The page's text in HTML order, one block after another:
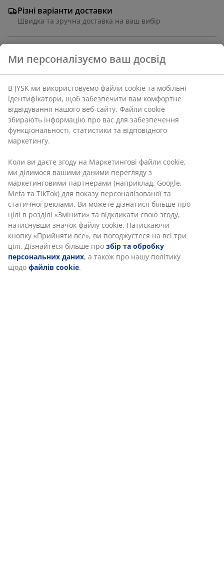
Різні варіанти доставки
Швидка та зручна доставка на ваш вибір
Високоякісна перкаль (100% бавовна). 140х200 см +
50х70/75 см + 150х250 см
Артикул: 1843630
Характеристики
Відгуки
(26)
Інформація про бренд